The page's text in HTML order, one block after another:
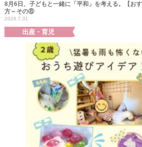
8月6日、子どもと一緒に「平和」を考える。【お
方～その⑧
2026.7.31
出産・育児